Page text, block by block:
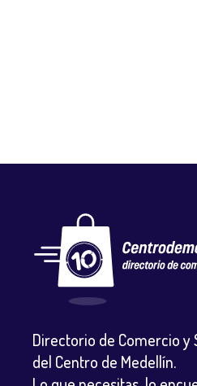
Directorio de Comercio y
del Centro de Medellín.